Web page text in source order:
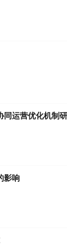
同运营优化机制
影响